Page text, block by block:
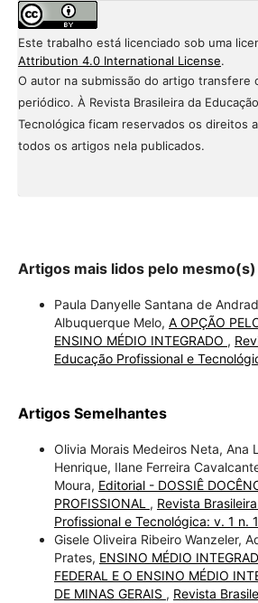
Este trabalho está licenciado sob uma
Attribution 4.0 International License.
O autor na submissão do artigo transfere
periódico. À Revista Brasileira da
Tecnológica ficam reservados os direitos
todos os artigos nela publicados.
Artigos mais lidos pelo
Paula Danyelle Santana de
Albuquerque Melo, A OPÇÃO
ENSINO MÉDIO INTEGRADO ,
Educação Profissional e
Artigos Semelhantes
Olivia Morais Medeiros Neta, Ana
Henrique, Ilane Ferreira
Moura, Editorial - DOSSIÊ
PROFISSIONAL , Revista
Profissional e Tecnológica: v. 1 n.
Gisele Oliveira Ribeiro Wanzeler,
Prates, ENSINO MÉDIO
FEDERAL E O ENSINO MÉDIO
DE MINAS GERAIS , Revista